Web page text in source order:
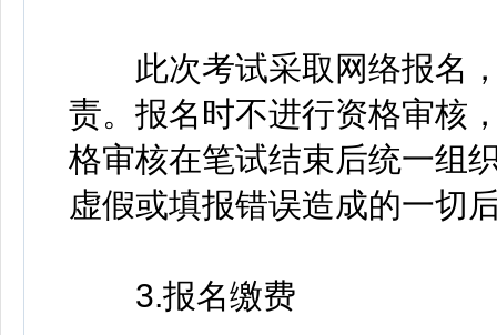
此次考试采取网络报名，
责。报名时不进行资格审核
格审核在笔试结束后统一组
虚假或填报错误造成的一切
3.报名缴费